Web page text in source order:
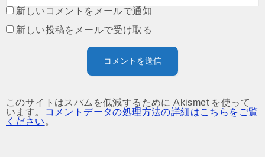
新しいコメントをメールで通知
新しい投稿をメールで受け取る
このサイトはスパムを低減するために Akismet を使って
います。
コメントデータの処理方法の詳細はこちらをご覧
ください。